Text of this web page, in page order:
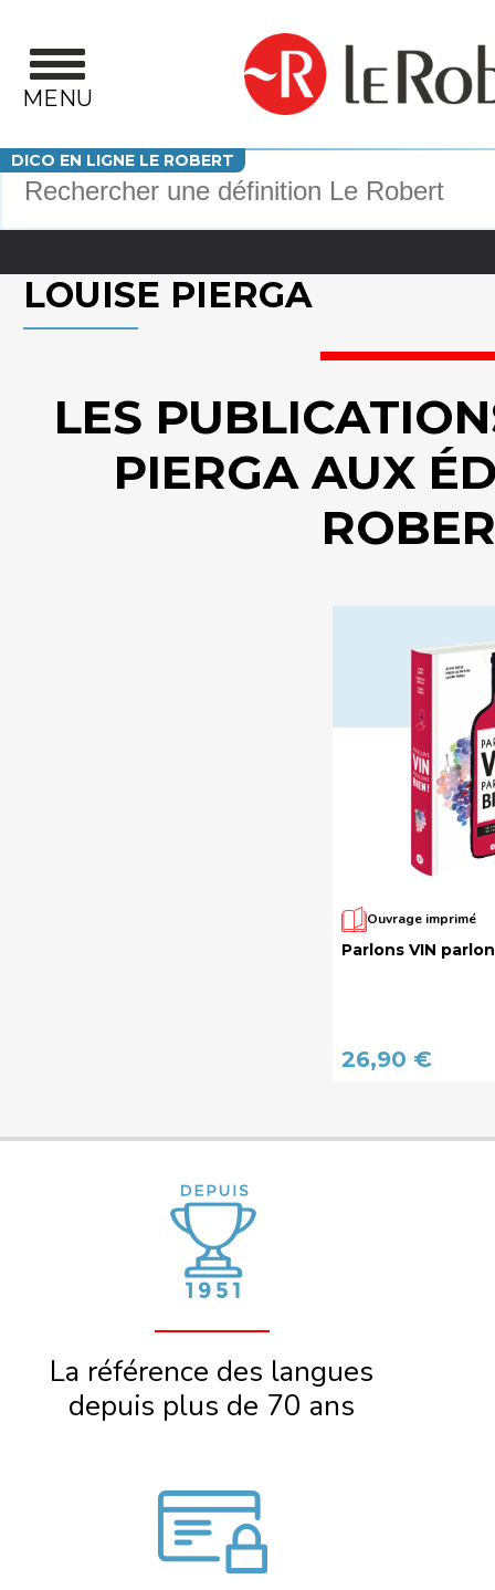
MENU
DICO EN LIGNE LE ROBERT
Votre recherche
LOUISE PIERGA
LES
PIERGA AUX
Ouvrage imprimé
Parlons VIN
26,90 €
La référence des langues
depuis plus de 70 ans